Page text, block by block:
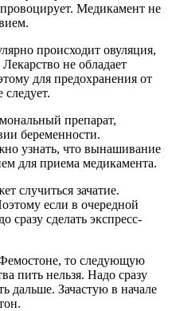
Медикамент не
происходит овуляция,
не обладает
для предохранения от
следует.
препарат,
беременности.
узнать, что вынашивание
для приема медикамента.
случиться зачатие.
если в очередной
сразу сделать экспресс-
то следующую
пить нельзя. Надо сразу
дальше. Зачастую в начале